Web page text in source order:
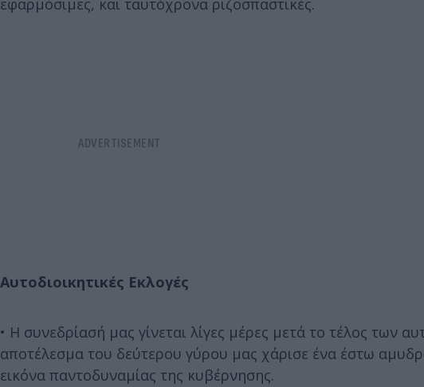
εφαρμόσιμες, και ταυτόχρονα ριζοσπαστικές.
Αυτοδιοικητικές Εκλογές
• Η συνεδρίασή μας γίνεται λίγες μέρες μετά το τέλος των
αποτέλεσμα του δεύτερου γύρου μας χάρισε ένα έστω
εικόνα παντοδυναμίας της κυβέρνησης.